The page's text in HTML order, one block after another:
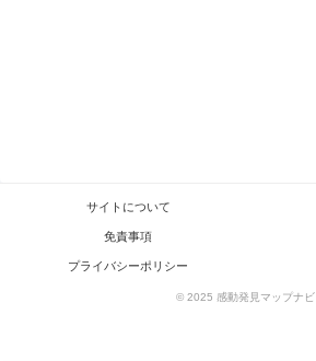
サイトについて
免責事項
プライバシーポリシー
© 2025 感動発見マップナビ